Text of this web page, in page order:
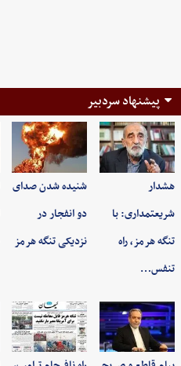
پیشنهاد سردبیر
هشدار
شریعتمداری: با
تنگه هرمز، راه
تنفس…
شنیده شدن صدای
دو انفجار در
نزدیکی تنگه هرمز